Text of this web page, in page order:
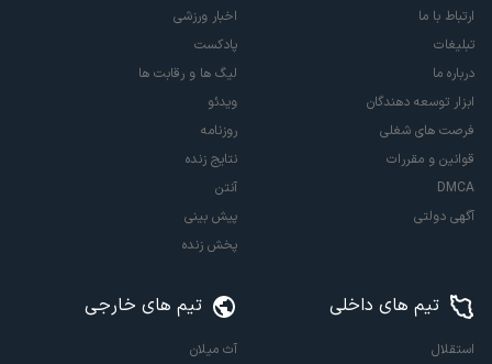
ارتباط با ما
تبلیغات
درباره ما
ابزار توسعه دهندگان
فرصت های شغلی
قوانین و مقررات
DMCA
آگهی دولتی
اخبار ورزشی
پادکست
لیگ ها و رقابت ها
ویدئو
روزنامه
نتایج زنده
آنتن
پیش بینی
پخش زنده
تیم های داخلی
استقلال
تیم های خارجی
آث میلان